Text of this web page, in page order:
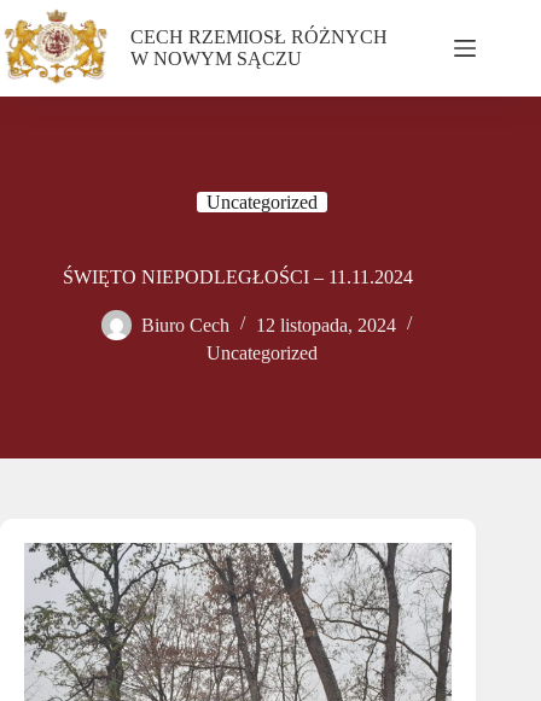
CECH RZEMIOSŁ RÓŻNYCH
W NOWYM SĄCZU
Uncategorized
ŚWIĘTO NIEPODLEGŁOŚCI – 11.11.2024
Biuro Cech
12 listopada, 2024
Uncategorized